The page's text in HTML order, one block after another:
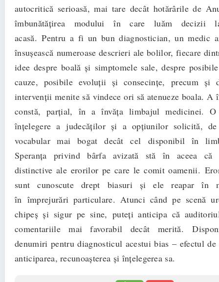
autocritică serioasă, mai tare decât hotărârile de
îmbunătățirea modului în care luăm decizii
acasă. Pentru a fi un bun diagnostician, un medic
însușească numeroase descrieri ale bolilor, fiecare
idee despre boală și simptomele sale, despre
cauze, posibile evoluții și consecințe, precum și
intervenții menite să vindece ori să atenueze boala. A
constă, parțial, în a învăța limbajul medicinei.
înțelegere a judecăților și a opțiunilor solicită, de
vocabular mai bogat decât cel disponibil în
Speranța privind bârfa avizată stă în aceea că
distinctive ale erorilor pe care le comit oamenii.
sunt cunoscute drept biasuri și ele reapar în
în împrejurări particulare. Atunci când pe scenă
chipeș și sigur pe sine, puteți anticipa că
comentariile mai favorabil decât merită.
denumiri pentru diagnosticul acestui bias – efectul de
anticiparea, recunoașterea și înțelegerea sa.